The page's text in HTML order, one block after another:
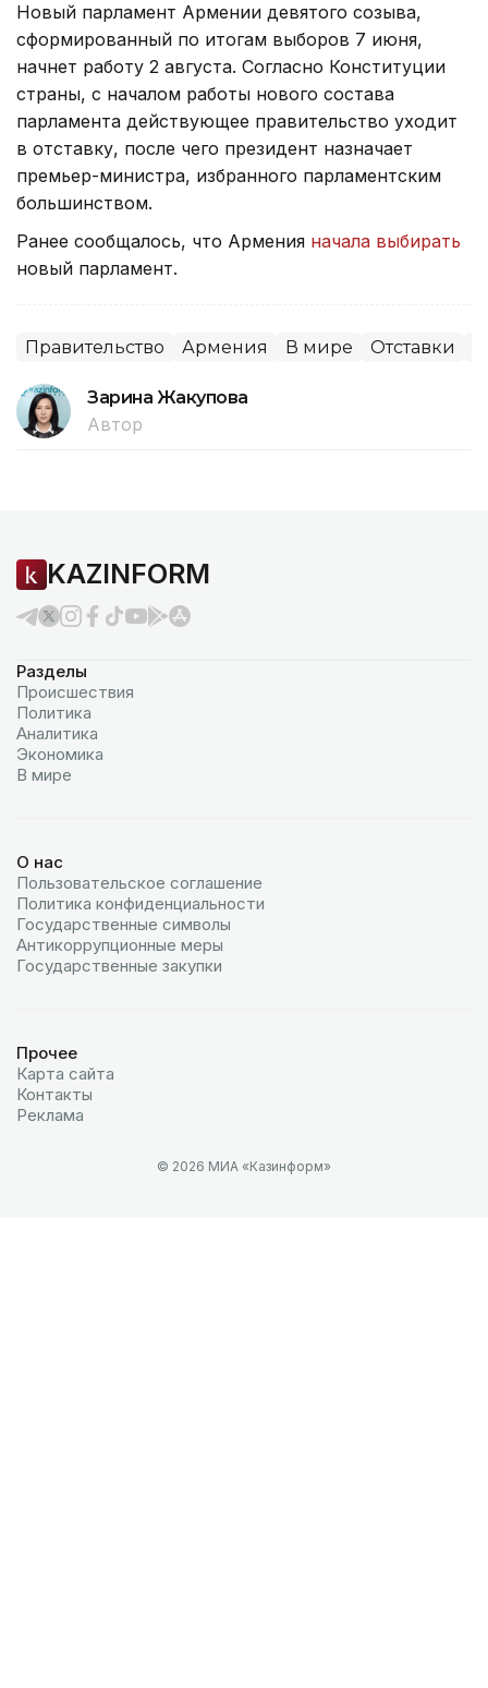
Новый парламент Армении девятого созыва,
сформированный по итогам выборов 7 июня,
начнет работу 2 августа. Согласно Конституции
страны, с началом работы нового состава
парламента действующее правительство уходит
в отставку, после чего президент назначает
премьер-министра, избранного парламентским
большинством.
Ранее сообщалось, что Армения начала выбирать
новый парламент.
Правительство Армения В мире Отставки
Зарина Жакупова
Автор
KAZINFORM
Разделы
Происшествия
Политика
Аналитика
Экономика
В мире
О нас
Пользовательское соглашение
Политика конфиденциальности
Государственные символы
Антикоррупционные меры
Государственные закупки
Прочее
Карта сайта
Контакты
Реклама
© 2026 МИА «Казинформ»